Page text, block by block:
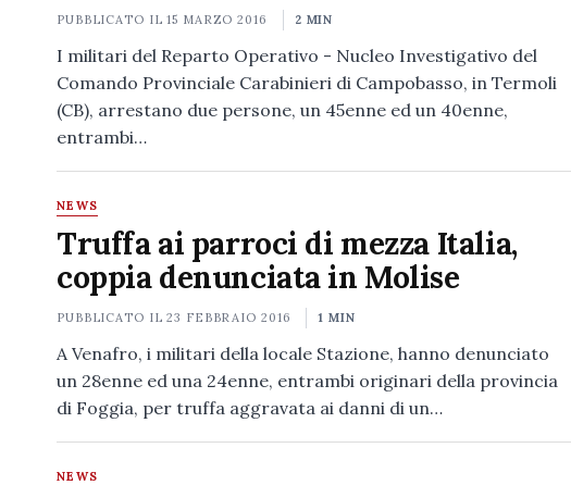
PUBBLICATO IL15 MARZO 2016 2 MIN
I militari del Reparto Operativo - Nucleo Investigativo del
Comando Provinciale Carabinieri di Campobasso, in Termoli
(CB), arrestano due persone, un 45enne ed un 40enne,
entrambi…
NEWS
Truffa ai parroci di mezza Italia,
coppia denunciata in Molise
PUBBLICATO IL23 FEBBRAIO 2016 1 MIN
A Venafro, i militari della locale Stazione, hanno denunciato
un 28enne ed una 24enne, entrambi originari della provincia
di Foggia, per truffa aggravata ai danni di un…
NEWS